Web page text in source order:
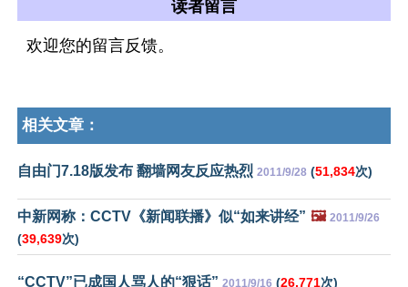
读者留言
欢迎您的留言反馈。
相关文章：
自由门7.18版发布 翻墙网友反应热烈 2011/9/28 (51,834次)
中新网称：CCTV《新闻联播》似“如来讲经” 🖼️ 2011/9/26
(39,639次)
“CCTV”已成国人骂人的“狠话” 2011/9/16 (26,771次)